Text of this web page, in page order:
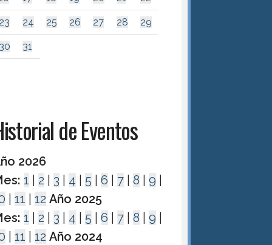
23 24 25 26 27 28 29
30 31
de Eventos
2026
1 2 3 4 5 |6 7 |8 |9
|11 |12 Año 2025
1 2 3 4 5 |6 7 |8 |9
|11 |12 Año 2024